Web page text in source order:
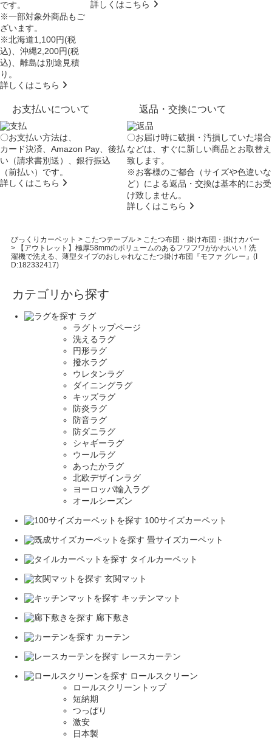
です。
※一部対象外商品もご
ざいます。
※北海道1,100円(税
込)、沖縄2,200円(税
込)、離島は別途見積
り。
詳しくはこちら
詳しくはこちら
お支払いについて
〇お支払い方法は、
カード決済、Amazon Pay、後払
い（請求書別送）、銀行振込
（前払い）です。
詳しくはこちら
返品・交換について
〇お届け時に破損・汚損していた場合
などは、すぐに新しい商品とお取替え
致します。
※お客様のご都合（サイズや色違いな
ど）による返品・交換は基本的にお受
け致しません。
詳しくはこちら
びっくりカーペット > こたつテーブル> こたつ布団・掛け布団・掛けカバー
>
【アウトレット】極厚58mmのボリュームのあるフワフワがかわいい！洗
濯機で洗える、薄型タイプのおしゃれなこたつ掛け布団『モファ グレー』(I
D:182332417)
カテゴリから探す
ラグ
ラグトップページ
洗えるラグ
円形ラグ
撥水ラグ
ウレタンラグ
ダイニングラグ
キッズラグ
防炎ラグ
防音ラグ
防ダニラグ
シャギーラグ
ウールラグ
あったかラグ
北欧デザインラグ
ヨーロッパ輸入ラグ
オールシーズン
100サイズカーペット
畳サイズカーペット
タイルカーペット
玄関マット
キッチンマット
廊下敷き
カーテン
レースカーテン
ロールスクリーン
ロールスクリーントップ
短納期
つっぱり
激安
日本製